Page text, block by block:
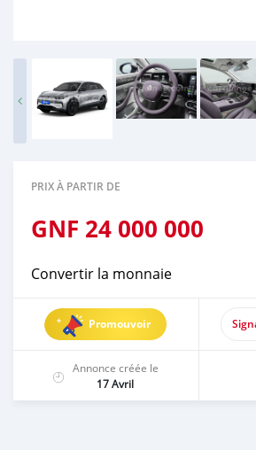
PRIX À PARTIR DE
GNF 24 000 000
Convertir la monnaie
Promouvoir
Annonce créée le
17 Avril